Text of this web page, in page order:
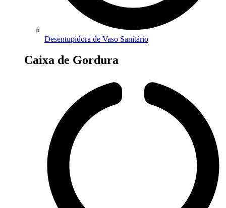
Desentupidora de Vaso Sanitário
Caixa de Gordura